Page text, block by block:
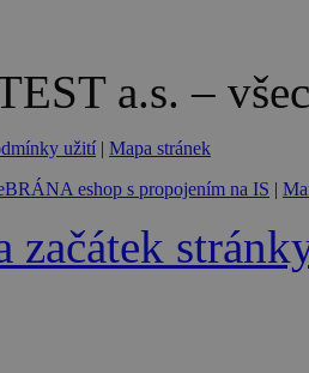
a.s. –
užití | Mapa stránek
eshop s propojením na IS |
začátek